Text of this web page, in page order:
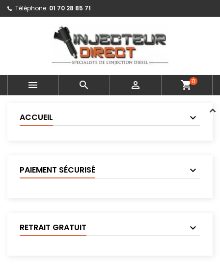
Téléphone: 01 70 28 85 71
   shopping_cart0
ACCUEIL
PAIEMENT SÉCURISÉ
RETRAIT GRATUIT